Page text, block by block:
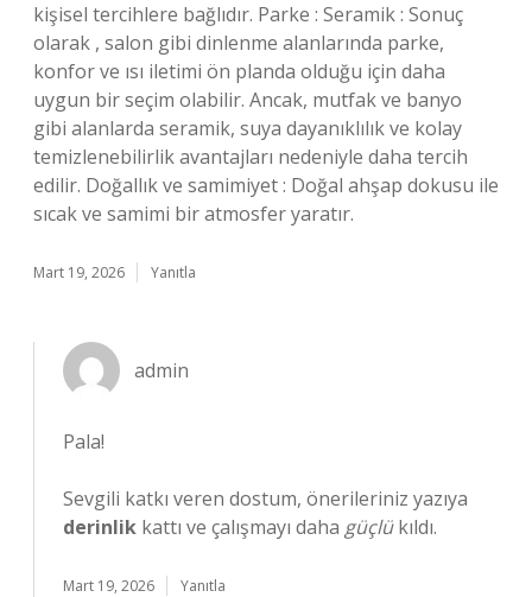
kişisel tercihlere bağlıdır. Parke : Seramik : Sonuç
olarak , salon gibi dinlenme alanlarında parke,
konfor ve ısı iletimi ön planda olduğu için daha
uygun bir seçim olabilir. Ancak, mutfak ve banyo
gibi alanlarda seramik, suya dayanıklılık ve kolay
temizlenebilirlik avantajları nedeniyle daha tercih
edilir. Doğallık ve samimiyet : Doğal ahşap dokusu ile
sıcak ve samimi bir atmosfer yaratır.
Mart 19, 2026 Yanıtla
admin
Pala!
Sevgili katkı veren dostum, önerileriniz yazıya
derinlik kattı ve çalışmayı daha güçlükıldı.
Mart 19, 2026 Yanıtla